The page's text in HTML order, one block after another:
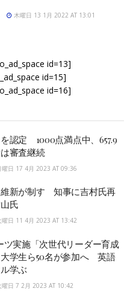
木曜日 13 1月 2022 AT 13:01
id=13]
id=15]
id=16]
認定 1000点満点中、657.9
審査継続
曜日 17 4月 2023 AT 09:36
新が制す 知事に吉村氏再
氏
曜日 11 4月 2023 AT 13:42
ツ実施「次世代リーダー育成
学生ら50名が参加へ 英語
学ぶ
曜日 7 2月 2023 AT 10:42